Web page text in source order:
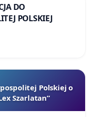
DO
POLSKIEJ
Polskiej o
Szarlatan”